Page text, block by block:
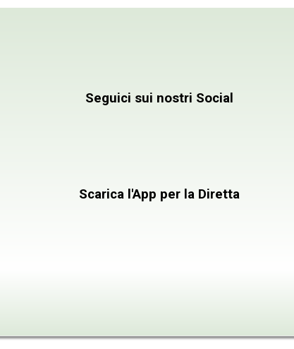
Seguici sui nostri Social
Scarica l'App per la Diretta